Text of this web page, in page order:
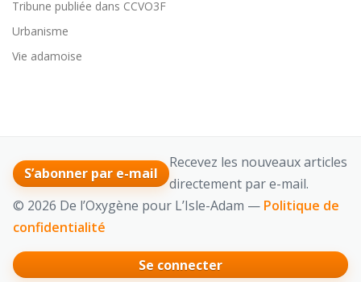
Tribune publiée dans CCVO3F
Urbanisme
Vie adamoise
S’abonner par e-mail
Recevez les nouveaux articles
directement par e-mail.
© 2026 De l’Oxygène pour L’Isle-Adam — Politique de
confidentialité
Se connecter